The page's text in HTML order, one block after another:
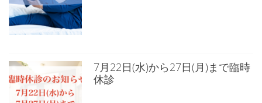
7月22日(水)から27日(月)まで臨時
休診